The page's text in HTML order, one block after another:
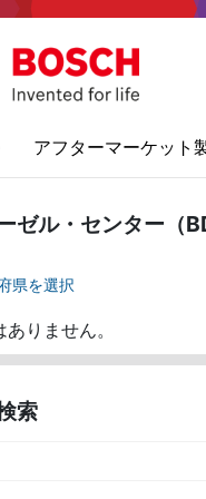
アフターマーケット
ゼル・センター（
県を選択
りません。
索